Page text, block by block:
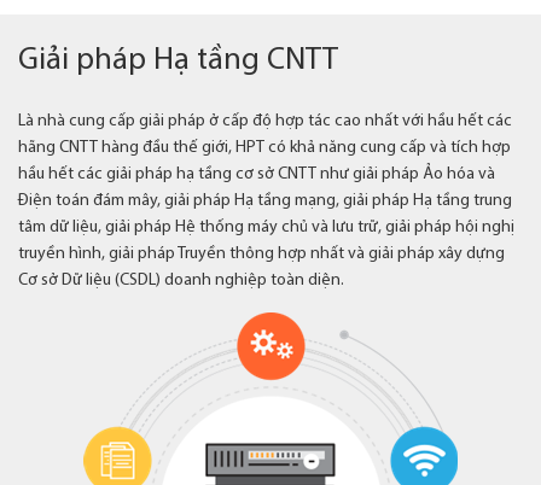
Giải pháp Hạ tầng CNTT
Là nhà cung cấp giải pháp ở cấp độ hợp tác cao nhất với hầu hết các
hãng CNTT hàng đầu thế giới, HPT có khả năng cung cấp và tích hợp
hầu hết các giải pháp hạ tầng cơ sở CNTT như giải pháp Ảo hóa và
Điện toán đám mây, giải pháp Hạ tầng mạng, giải pháp Hạ tầng trung
tâm dữ liệu, giải pháp Hệ thống máy chủ và lưu trữ, giải pháp hội nghị
truyền hình, giải pháp Truyền thông hợp nhất và giải pháp xây dựng
Cơ sở Dữ liệu (CSDL) doanh nghiệp toàn diện.